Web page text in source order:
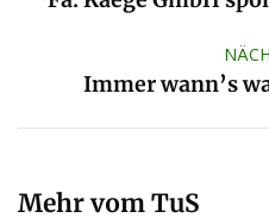
Immer wann’s
Mehr vom TuS